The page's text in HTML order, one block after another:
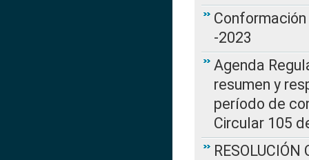
-2023
Agenda
resumen y
período de
Circular 105